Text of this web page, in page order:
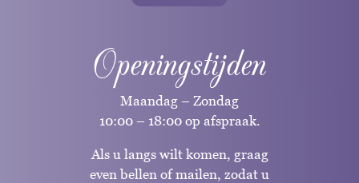
Openingstijden
Maandag – Zondag
10:00 – 18:00 op afspraak.
Als u langs wilt komen, graag
even bellen of mailen, zodat u